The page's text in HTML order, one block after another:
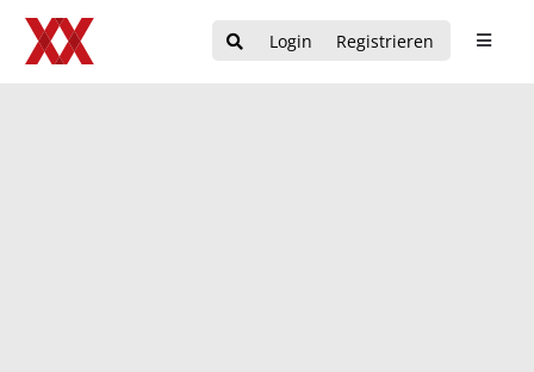
Login Registrieren